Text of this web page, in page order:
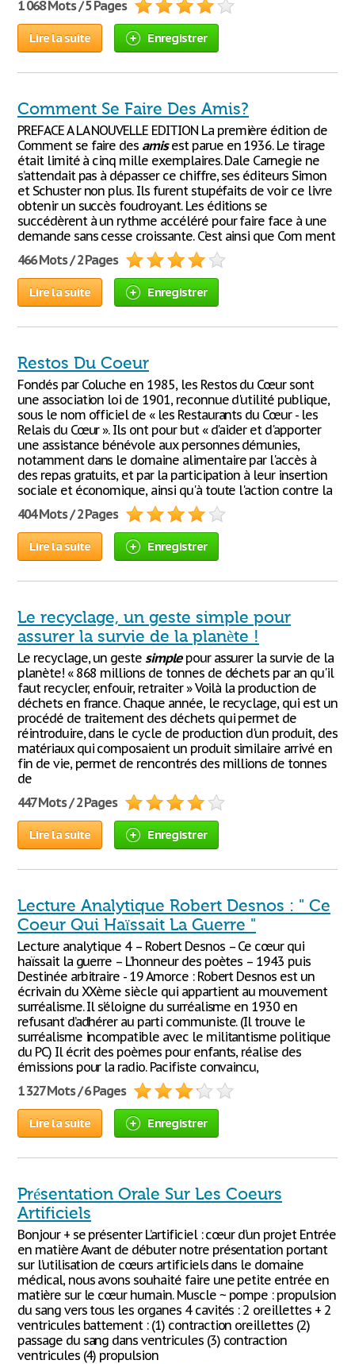
1 068 Mots / 5 Pages
Lire la suite Enregistrer
Comment Se Faire Des Amis?
PREFACE A LA NOUVELLE EDITION La première édition de
Comment se faire des amisest parue en 1936. Le tirage
était limité à cinq mille exemplaires. Dale Carnegie ne
s’attendait pas à dépasser ce chiffre, ses éditeurs Simon
et Schuster non plus. Ils furent stupéfaits de voir ce livre
obtenir un succès foudroyant. Les éditions se
succédèrent à un rythme accéléré pour faire face à une
demande sans cesse croissante. C’est ainsi que Com ment
466 Mots / 2 Pages
Lire la suite Enregistrer
Restos Du Coeur
Fondés par Coluche en 1985, les Restos du Cœur sont
une association loi de 1901, reconnue d'utilité publique,
sous le nom officiel de « les Restaurants du Cœur - les
Relais du Cœur ». Ils ont pour but « d'aider et d'apporter
une assistance bénévole aux personnes démunies,
notamment dans le domaine alimentaire par l'accès à
des repas gratuits, et par la participation à leur insertion
sociale et économique, ainsi qu'à toute l'action contre la
404 Mots / 2 Pages
Lire la suite Enregistrer
Le recyclage, un geste simple pour
assurer la survie de la planète !
Le recyclage, un gestesimplepour assurer la survie de la
planète! « 868 millions de tonnes de déchets par an qu'il
faut recycler, enfouir, retraiter » Voilà la production de
déchets en france. Chaque année, le recyclage, qui est un
procédé de traitement des déchets qui permet de
réintroduire, dans le cycle de production d'un produit, des
matériaux qui composaient un produit similaire arrivé en
fin de vie, permet de rencontrés des millions de tonnes
de
447 Mots / 2 Pages
Lire la suite Enregistrer
Lecture Analytique Robert Desnos : " Ce
Coeur Qui Haïssait La Guerre "
Lecture analytique 4 – Robert Desnos – Ce cœur qui
haïssait la guerre – L’honneur des poètes – 1943 puis
Destinée arbitraire - 19 Amorce : Robert Desnos est un
écrivain du XXème siècle qui appartient au mouvement
surréalisme. Il s’éloigne du surréalisme en 1930 en
refusant d’adhérer au parti communiste. (Il trouve le
surréalisme incompatible avec le militantisme politique
du PC) Il écrit des poèmes pour enfants, réalise des
émissions pour la radio. Pacifiste convaincu,
1 327 Mots / 6 Pages
Lire la suite Enregistrer
Présentation Orale Sur Les Coeurs
Artificiels
Bonjour + se présenter L’artificiel : cœur d’un projet Entrée
en matière Avant de débuter notre présentation portant
sur l’utilisation de cœurs artificiels dans le domaine
médical, nous avons souhaité faire une petite entrée en
matière sur le cœur humain. Muscle ~ pompe : propulsion
du sang vers tous les organes 4 cavités : 2 oreillettes + 2
ventricules battement : (1) contraction oreillettes (2)
passage du sang dans ventricules (3) contraction
ventricules (4) propulsion